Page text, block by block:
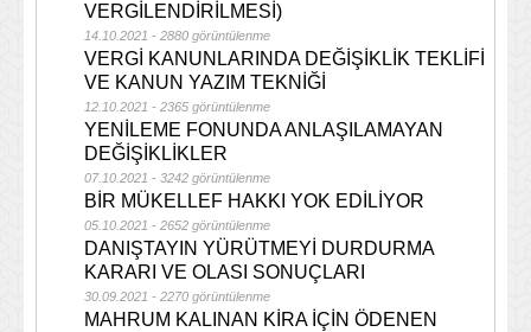
VERGİLENDİRİLMESİ)
14.10.2021 - 2880 görüntülenme
VERGİ KANUNLARINDA DEĞİŞİKLİK TEKLİFİ
VE KANUN YAZIM TEKNİĞİ
12.10.2021 - 2365 görüntülenme
YENİLEME FONUNDA ANLAŞILAMAYAN
DEĞİŞİKLİKLER
07.10.2021 - 3242 görüntülenme
BİR MÜKELLEF HAKKI YOK EDİLİYOR
05.10.2021 - 2652 görüntülenme
DANIŞTAYIN YÜRÜTMEYİ DURDURMA
KARARI VE OLASI SONUÇLARI
30.09.2021 - 2270 görüntülenme
MAHRUM KALINAN KİRA İÇİN ÖDENEN